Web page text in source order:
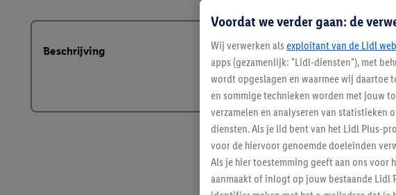
Beschrijving
Voordat we verder gaan: de
Wij verwerken als exploitant van de Lidl
apps (gezamenlijk: "Lidl-diensten"), met
wordt opgeslagen en waarmee wij daartoe
en sommige technieken worden met jouw
verzamelen en analyseren van statistieken
diensten. Als je lid bent van het Lidl Plus-
voor de hiervoor genoemde doeleinden
Als je hier toestemming geeft aan ons voor
aanmaakt of inlogt op jouw bestaande Lidl